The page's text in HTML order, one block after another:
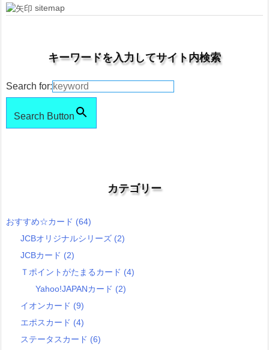
sitemap
キーワードを入力してサイト内検索
Search for:
Search Button
カテゴリー
おすすめ☆カード (64)
JCBオリジナルシリーズ (2)
JCBカード (2)
Ｔポイントがたまるカード (4)
Yahoo!JAPANカード (2)
イオンカード (9)
エポスカード (4)
ステータスカード (6)